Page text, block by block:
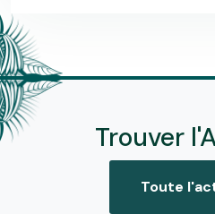
Trouver
Toute